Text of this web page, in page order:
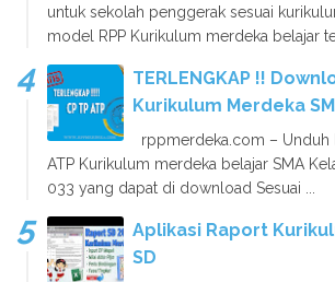
untuk sekolah penggerak sesuai
model RPP Kurikulum merdeka belajar
TERLENGKAP !!
Kurikulum Merdeka
rppmerdeka.com – Unduh
ATP Kurikulum merdeka belajar SMA
033 yang dapat di download Sesuai ...
Aplikasi Raport
SD